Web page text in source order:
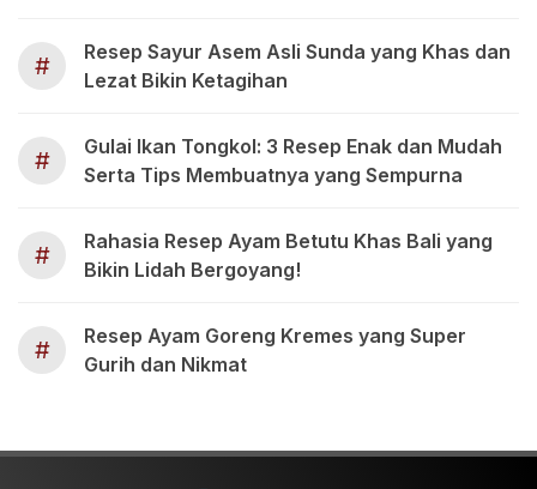
#
Resep Sayur Asem Asli Sunda yang Khas dan
Lezat Bikin Ketagihan
#
Gulai Ikan Tongkol: 3 Resep Enak dan Mudah
Serta Tips Membuatnya yang Sempurna
#
Rahasia Resep Ayam Betutu Khas Bali yang
Bikin Lidah Bergoyang!
#
Resep Ayam Goreng Kremes yang Super
Gurih dan Nikmat